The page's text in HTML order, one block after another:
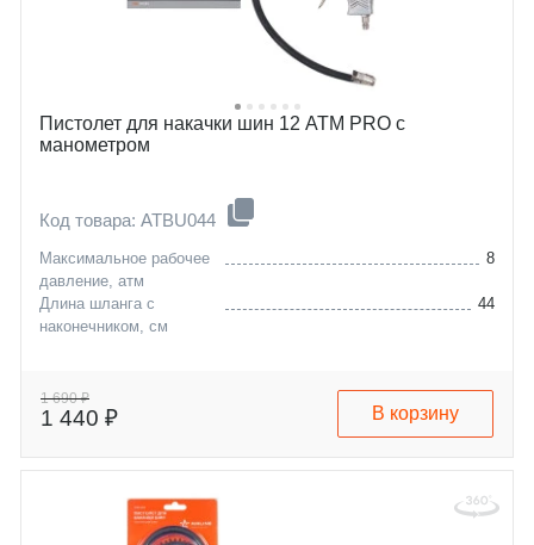
Пистолет для накачки шин 12 АТМ PRO с
манометром
Код товара: ATBU044
Максимальное рабочее
давление, атм
8
Длина шланга с
наконечником, см
44
1 690 ₽
1 440 ₽ В корзину